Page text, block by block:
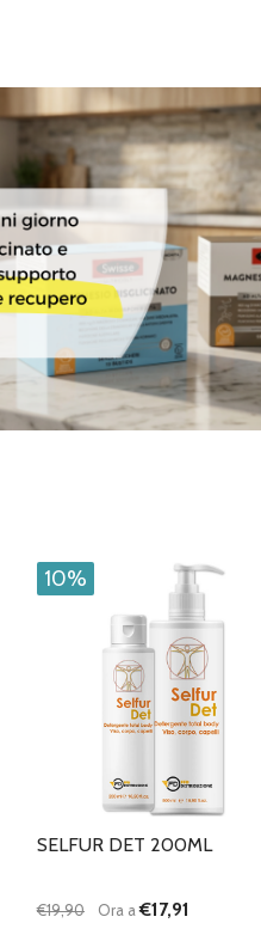
10%
SELFUR DET 200ML
€19,90 Ora a€17,91